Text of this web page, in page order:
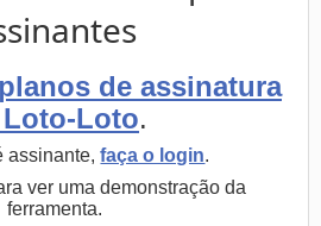
da Powerball
da Powerball